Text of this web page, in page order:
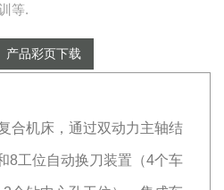
等.
产品彩页下载
合机床，通过双动力主轴结
8工位自动换刀装置（4个车